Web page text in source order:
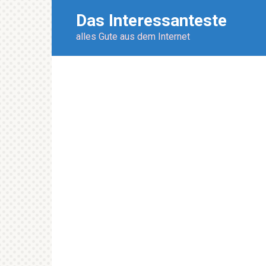
Das Interessanteste
alles Gute aus dem Internet